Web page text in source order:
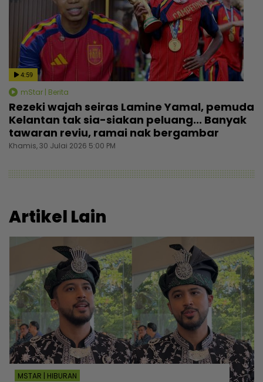
4:59
mStar | Berita
Rezeki wajah seiras Lamine Yamal, pemuda
Kelantan tak sia-siakan peluang... Banyak
tawaran reviu, ramai nak bergambar
Khamis, 30 Julai 2026 5:00 PM
Artikel Lain
MSTAR | HIBURAN